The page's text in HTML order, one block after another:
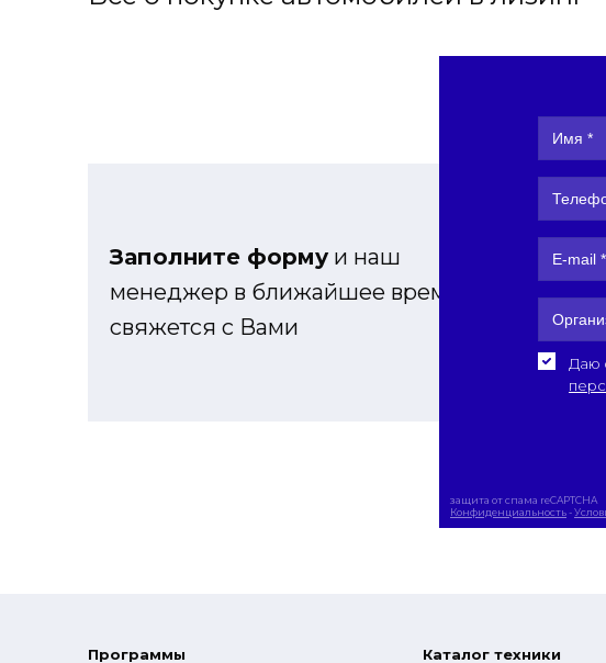
Заполните форму и наш
менеджер в ближайшее время
свяжется с Вами
Даю
защита от спама reCAPTCHA
Конфиденциальность-
Программы Каталог техники